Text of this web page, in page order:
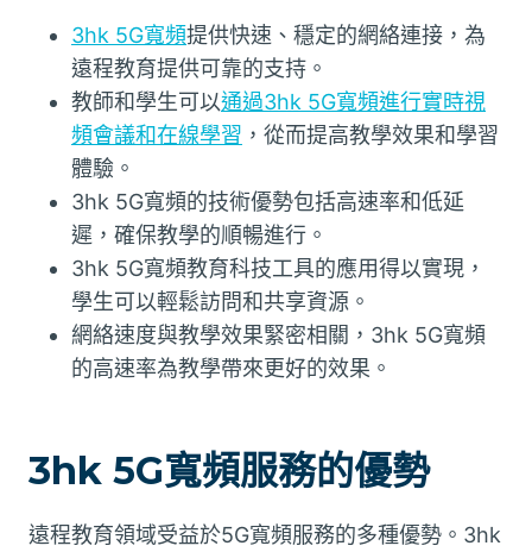
3hk 5G寬頻提供快速、穩定的網絡連接，為
遠程教育提供可靠的支持。
教師和學生可以通過3hk 5G寬頻進行實時視
頻會議和在線學習 ，從而提高教學效果和學習
體驗。
3hk 5G寬頻的技術優勢包括高速率和低延
遲，確保教學的順暢進行。
3hk 5G寬頻教育科技工具的應用得以實現，
學生可以輕鬆訪問和共享資源。
網絡速度與教學效果緊密相關，3hk 5G寬頻
的高速率為教學帶來更好的效果。
3hk 5G寬頻服務的優勢
遠程教育領域受益於5G寬頻服務的多種優勢。3hk